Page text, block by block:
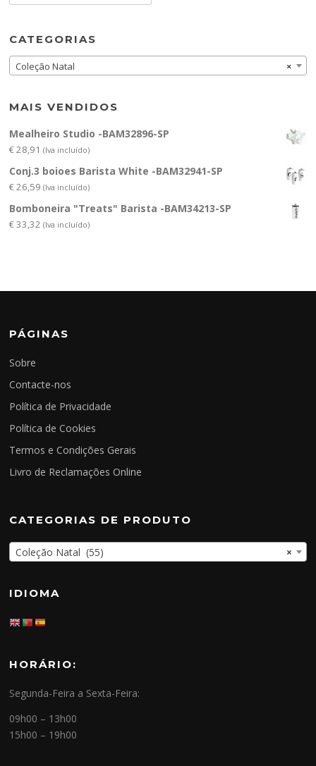
CATEGORIAS
×
Coleção Natal
MAIS VENDIDOS
Mealheiro Studio -BAM32896-SP
€28,91 (Iva incluído)
Conj.3 boioes Barista White -BAM32941-SP
€26,59 (Iva incluído)
Bomboneira "Treats" Barista -BAM34213-SP
€33,32 (Iva incluído)
PÁGINAS
Sobre
Contacte-nos
Política de Privacidade
Política de Cookies
Termos e Condições Gerais
Livro de Reclamações Online
CATEGORIAS DE PRODUTO
×
Coleção Natal (55)
IDIOMA
HORÁRIO:
Segunda-Feira a Sexta-Feira:
09h00 – 13h00
15h00 – 19h00